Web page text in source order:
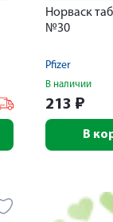
Норваск
№30
Pfizer
В наличии
213 ₽
В